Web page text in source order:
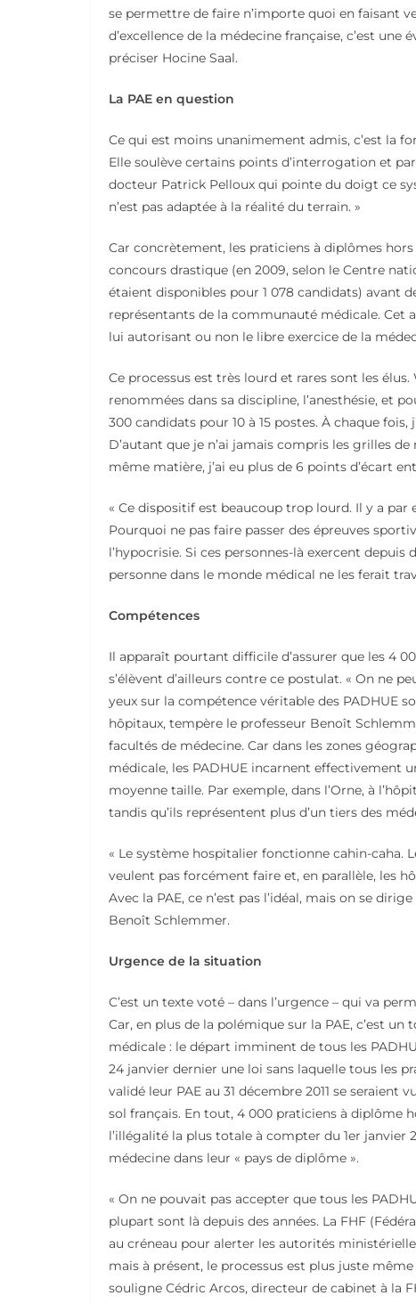
se permettre de faire n’importe quoi en faisant
d’excellence de la médecine française, c’est
préciser Hocine Saal.
La PAE en question
Ce qui est moins unanimement admis, c’est la
Elle soulève certains points d’interrogation et
docteur Patrick Pelloux qui pointe du doigt ce
n’est pas adaptée à la réalité du terrain. »
Car concrètement, les praticiens à diplômes
concours drastique (en 2009, selon le Centre
étaient disponibles pour 1 078 candidats) avant
représentants de la communauté médicale. Cet
lui autorisant ou non le libre exercice de la
Ce processus est très lourd et rares sont les
renommées dans sa discipline, l’anesthésie, et
300 candidats pour 10 à 15 postes. À chaque
D’autant que je n’ai jamais compris les grilles
même matière, j’ai eu plus de 6 points d’écart
« Ce dispositif est beaucoup trop lourd. Il y a par
Pourquoi ne pas faire passer des épreuves
l’hypocrisie. Si ces personnes-là exercent depuis
personne dans le monde médical ne les ferait
Compétences
Il apparaît pourtant difficile d’assurer que les 4
s’élèvent d’ailleurs contre ce postulat. « On ne
yeux sur la compétence véritable des PADHUE
hôpitaux, tempère le professeur Benoît
facultés de médecine. Car dans les zones
médicale, les PADHUE incarnent effectivement
moyenne taille. Par exemple, dans l’Orne, à
tandis qu’ils représentent plus d’un tiers des
« Le système hospitalier fonctionne cahin-caha.
veulent pas forcément faire et, en parallèle, les
Avec la PAE, ce n’est pas l’idéal, mais on se
Benoît Schlemmer.
Urgence de la situation
C’est un texte voté – dans l’urgence – qui va
Car, en plus de la polémique sur la PAE, c’est
médicale : le départ imminent de tous les
24 janvier dernier une loi sans laquelle tous les
validé leur PAE au 31 décembre 2011 se seraient
sol français. En tout, 4 000 praticiens à diplôme
l’illégalité la plus totale à compter du 1er janvier
médecine dans leur « pays de diplôme ».
« On ne pouvait pas accepter que tous les
plupart sont là depuis des années. La FHF
au créneau pour alerter les autorités
mais à présent, le processus est plus juste
souligne Cédric Arcos, directeur de cabinet à la